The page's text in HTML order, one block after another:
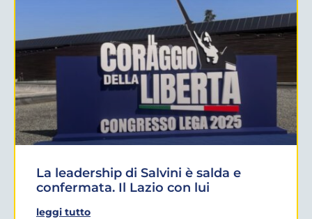
La leadership di Salvini è salda e
confermata. Il Lazio con lui
leggi tutto